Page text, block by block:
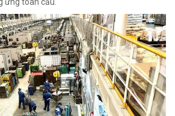
ứng toàn cầu.